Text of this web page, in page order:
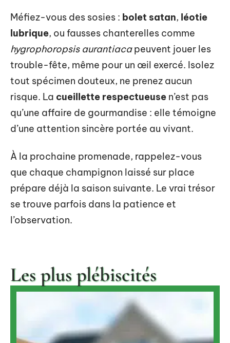
Méfiez-vous des sosies : bolet satan, léotie
lubrique, ou fausses chanterelles comme
hygrophoropsis aurantiacapeuvent jouer les
trouble-fête, même pour un œil exercé. Isolez
tout spécimen douteux, ne prenez aucun
risque. La cueillette respectueuse n’est pas
qu’une affaire de gourmandise : elle témoigne
d’une attention sincère portée au vivant.
À la prochaine promenade, rappelez-vous
que chaque champignon laissé sur place
prépare déjà la saison suivante. Le vrai trésor
se trouve parfois dans la patience et
l’observation.
Les plus plébiscités